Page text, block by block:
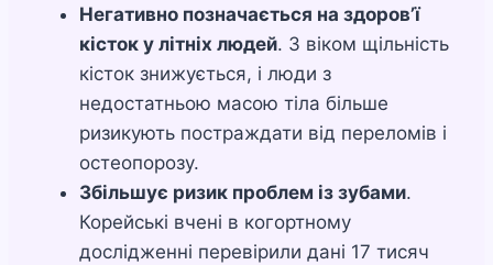
Негативно позначається на здоров’ї
кісток у літніх людей. З віком щільність
кісток знижується, і люди з
недостатньою масою тіла більше
ризикують постраждати від переломів і
остеопорозу.
Збільшує ризик проблем із зубами.
Корейські вчені в когортному
дослідженні перевірили дані 17 тисяч